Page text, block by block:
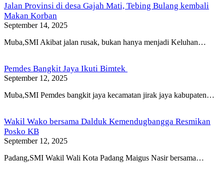
Jalan Provinsi di desa Gajah Mati, Tebing Bulang kembali
Makan Korban
September 14, 2025
Muba,SMI Akibat jalan rusak, bukan hanya menjadi Keluhan…
Pemdes Bangkit Jaya Ikuti Bimtek
September 12, 2025
Muba,SMI Pemdes bangkit jaya kecamatan jirak jaya kabupaten…
Wakil Wako bersama Dalduk Kemendugbangga Resmikan
Posko KB
September 12, 2025
Padang,SMI Wakil Wali Kota Padang Maigus Nasir bersama…